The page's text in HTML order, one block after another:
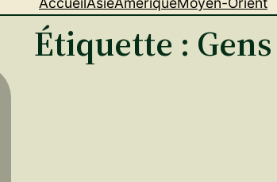
Étiquette : Gens